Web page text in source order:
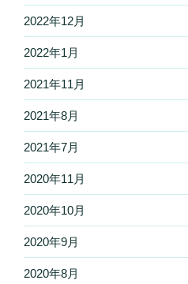
2022年12月
2022年1月
2021年11月
2021年8月
2021年7月
2020年11月
2020年10月
2020年9月
2020年8月